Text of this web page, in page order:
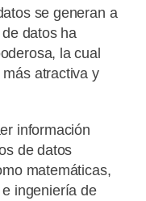
se generan a
datos ha
la cual
atractiva y
información
de datos
matemáticas,
ingeniería de